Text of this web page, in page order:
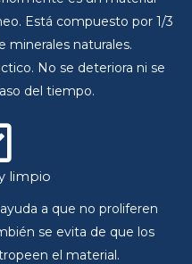
Está compuesto por 1/3
minerales naturales.
No se deteriora ni se
del tiempo.
limpio
a que no proliferen
se evita de que los
el material.